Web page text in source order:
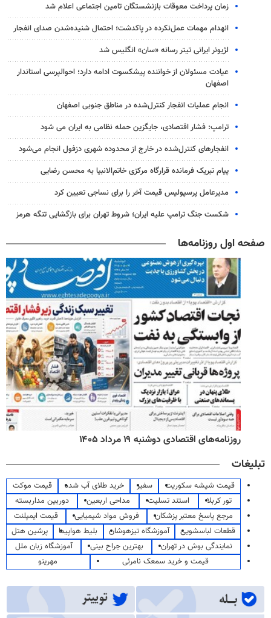
زمان پرداخت معوقات بازنشستگان تامین اجتماعی اعلام شد
انهدام مهمات عمل‌نکرده در پاکدشت؛ احتمال شنیده‌شدن صدای انفجار
لژیونر ایرانی تیتر رسانه «سان» انگلیس شد
عیادت مسئولان از خواننده پیشکسوت ادامه دارد؛ احوالپرسی استاندار
اصفهان
انجام عملیات انفجار کنترل‌شده در مناطق جنوبی اصفهان
ترامپ: فشار اقتصادی، جایگزین حمله نظامی به ایران می شود
انفجارهای کنترل‌شده در خارج از محدوده شهری دزفول انجام می‌شود
پیام تبریک فرمانده قرارگاه مرکزی خاتم‌الانبیا به محسن رضایی
مدیرعامل پرسپولیس قیمت آخر را برای نساجی تعیین کرد
شکست جنگ ترامپ علیه ایران؛ شروط تهران برای بازگشایی تنگه هرمز
صفحه اول روزنامه‌ها
روزنامه‌های اقتصادی دوشنبه ۱۹ مرداد ۱۴۰۵
تبلیغات
قیمت شیشه سکوریت سفیر خرید طلای آب شده
قیمت موکت
تور کربلا
استند تسلیت مداحی اربعین
دوربین مداربسته
مرجع پاسخ معتبر پزشکان
فروش مواد شیمیایی
قیمت ایمپلنت
قطعات لباسشویی
آموزشگاه تیزهوشان بلیط هواپیما
پرشین هتل
نمایندگی بوش در تهران
بهترین جراح بینی
آموزشگاه زبان ملل
قیمت و خرید سمعک نامرئی
مهرینو